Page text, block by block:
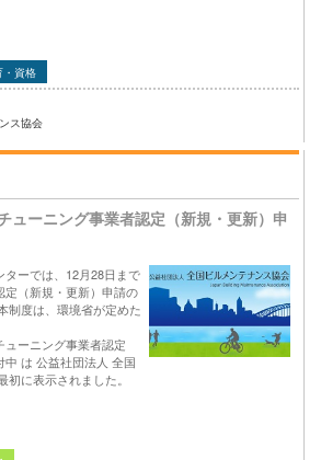
・資格
ス協会
ューニング事業者認定（新規・更新）申
ターでは、12月28日まで
定（新規・更新）申請の
制度は、環境省が定めた
ーニング事業者認定
中 は 公益社団法人 全国
に表示されました。